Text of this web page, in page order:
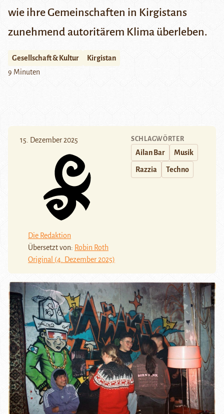
wie ihre Gemeinschaften in Kirgistans
zunehmend autoritärem Klima überleben.
Gesellschaft & Kultur
Kirgistan
9 Minuten
15. Dezember 2025
Die Redaktion
Übersetzt von: Robin Roth
Original (4. Dezember 2025)
SCHLAGWÖRTER
Ailan Bar Musik
Razzia Techno